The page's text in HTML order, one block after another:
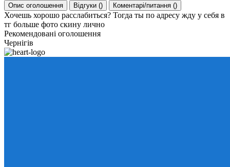
Опис оголошення Відгуки () Коментарі/питання ()
Хочешь хорошо расслабиться? Тогда ты по адресу жду у себя в
тг больше фото скину лично
Рекомендовані оголошення
Чернігів